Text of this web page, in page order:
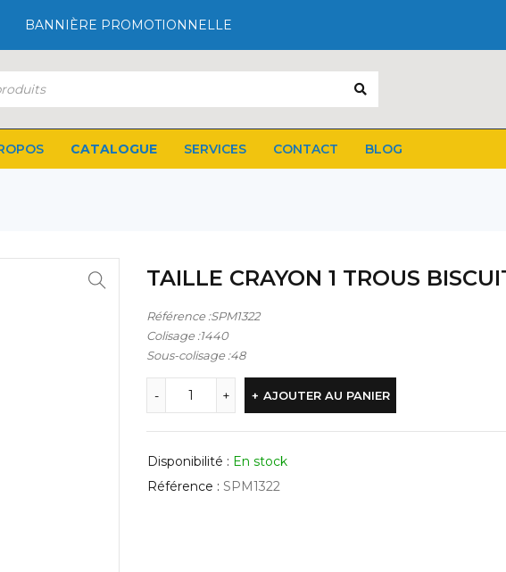
BANNIÈRE PROMOTIONNELLE
CATALOGUE SERVICES CONTACT BLOG
TAILLE CRAYON 1 TROUS
Référence :SPM1322
Colisage :1440
Sous-colisage :48
AJOUTER AU PANIER
Disponibilité : En stock
Référence : SPM1322